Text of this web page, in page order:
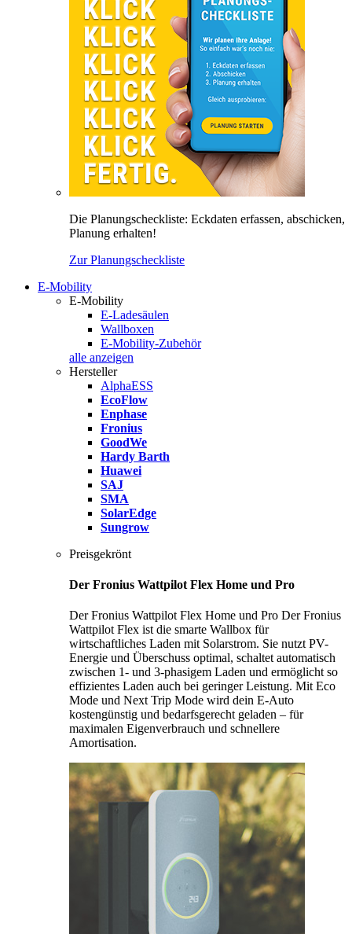
Die Planungscheckliste: Eckdaten erfassen, abschicken,
Planung erhalten!
Zur Planungscheckliste
E-Mobility
E-Mobility
E-Ladesäulen
Wallboxen
E-Mobility-Zubehör
alle anzeigen
Hersteller
AlphaESS
EcoFlow
Enphase
Fronius
GoodWe
Hardy Barth
Huawei
SAJ
SMA
SolarEdge
Sungrow
Preisgekrönt
Der Fronius Wattpilot Flex Home und Pro
Der Fronius Wattpilot Flex Home und Pro Der Fronius
Wattpilot Flex ist die smarte Wallbox für
wirtschaftliches Laden mit Solarstrom. Sie nutzt PV-
Energie und Überschuss optimal, schaltet automatisch
zwischen 1- und 3-phasigem Laden und ermöglicht so
effizientes Laden auch bei geringer Leistung. Mit Eco
Mode und Next Trip Mode wird dein E-Auto
kostengünstig und bedarfsgerecht geladen – für
maximalen Eigenverbrauch und schnellere
Amortisation.